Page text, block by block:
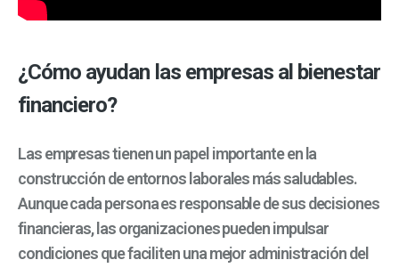
¿Cómo ayudan las empresas al bienestar
financiero?
Las empresas tienen un papel importante en la
construcción de entornos laborales más saludables.
Aunque cada persona es responsable de sus decisiones
financieras, las organizaciones pueden impulsar
condiciones que faciliten una mejor administración del